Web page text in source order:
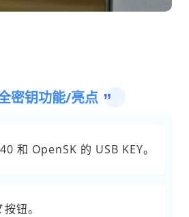
密钥功能/亮点 ”
和 OpenSK 的 USB KEY。
按钮。